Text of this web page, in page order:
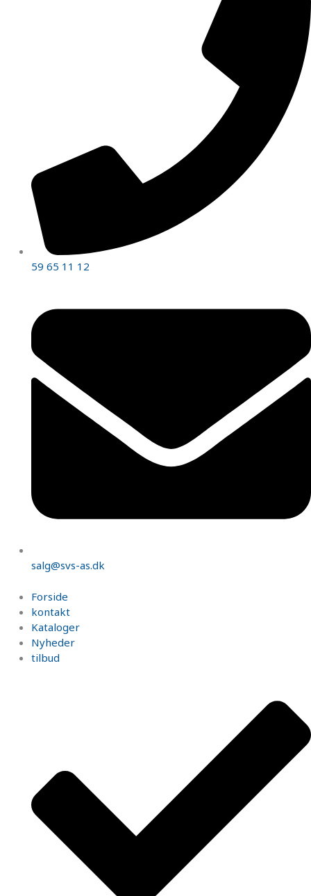
59 65 11 12
salg@svs-as.dk
Forside
kontakt
Kataloger
Nyheder
tilbud